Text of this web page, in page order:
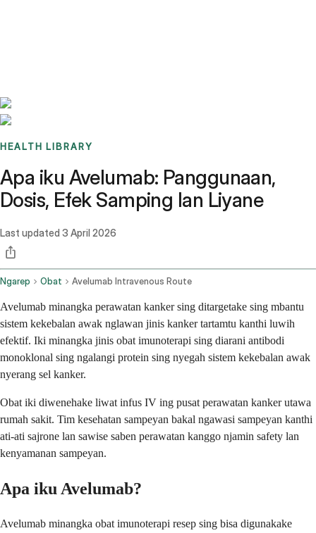
HEALTH LIBRARY
Apa iku Avelumab: Panggunaan,
Dosis, Efek Samping lan Liyane
Last updated 3 April 2026
Ngarep Obat Avelumab Intravenous Route
Avelumab minangka perawatan kanker sing ditargetake sing mbantu
sistem kekebalan awak nglawan jinis kanker tartamtu kanthi luwih
efektif. Iki minangka jinis obat imunoterapi sing diarani antibodi
monoklonal sing ngalangi protein sing nyegah sistem kekebalan awak
nyerang sel kanker.
Obat iki diwenehake liwat infus IV ing pusat perawatan kanker utawa
rumah sakit. Tim kesehatan sampeyan bakal ngawasi sampeyan kanthi
ati-ati sajrone lan sawise saben perawatan kanggo njamin safety lan
kenyamanan sampeyan.
Apa iku Avelumab?
Avelumab minangka obat imunoterapi resep sing bisa digunakake